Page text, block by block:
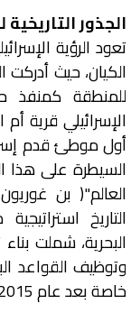
الجذور التاريخية
تعود الرؤية
الكيان، حيث أدركت
الإسرائيلي قرية
أول موطئ قدم
السيطرة على هذا
التاريخ
البحرية، شملت
وتوظيف القواعد
خاصة بعد عام 2015م ( عمر 2022).